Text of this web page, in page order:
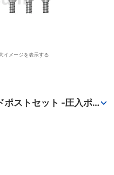
イメージを表示する
ポストセット -圧入ポス